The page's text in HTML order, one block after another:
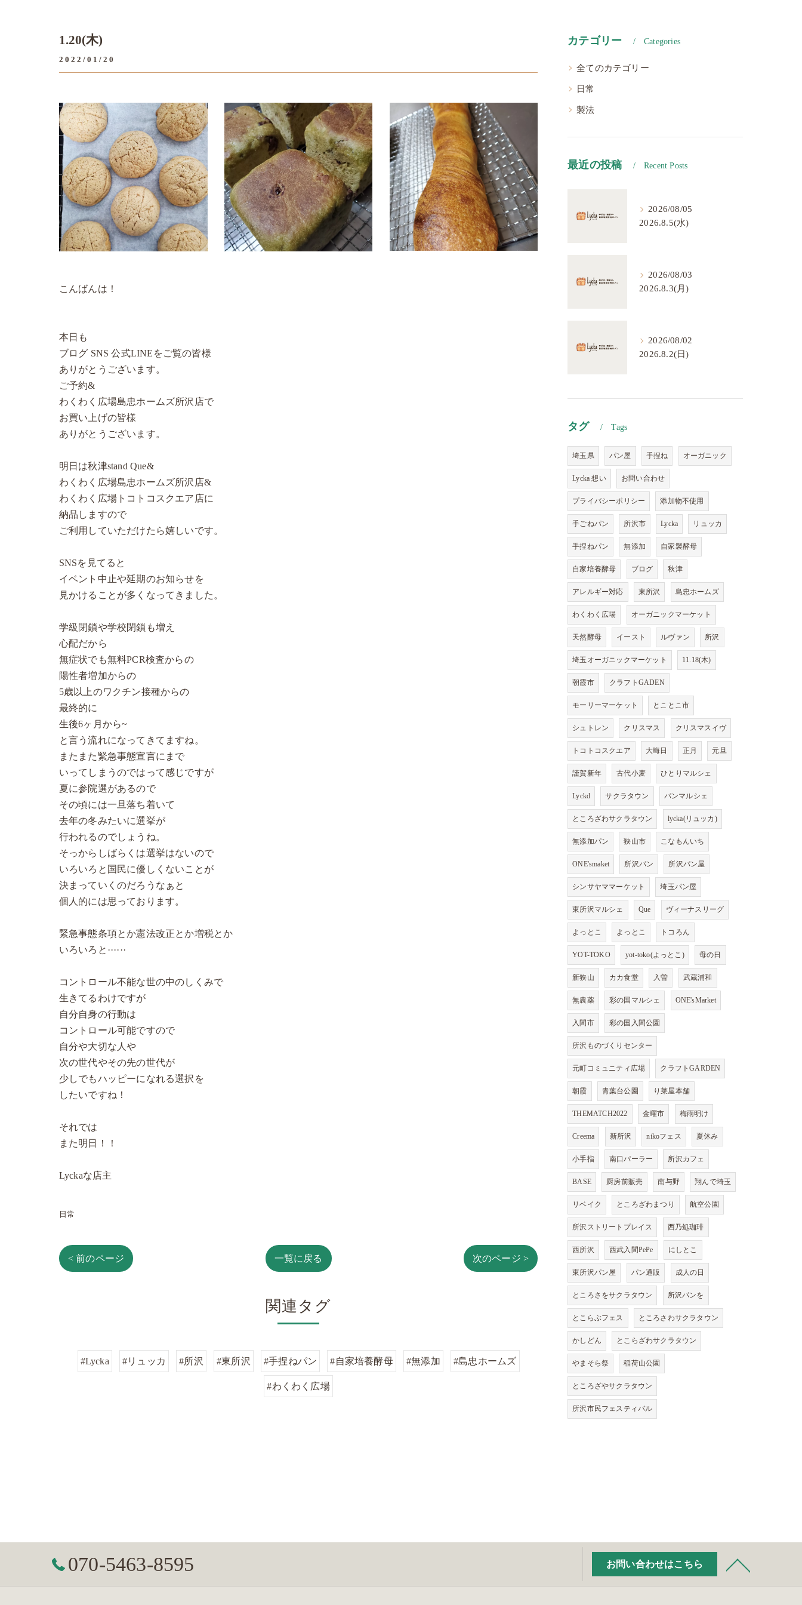
1.20(木)
2022/01/20
こんばんは！
本日も
ブログ SNS 公式LINEをご覧の皆様
ありがとうございます。
ご予約&
わくわく広場島忠ホームズ所沢店で
お買い上げの皆様
ありがとうございます。
明日は秋津stand Que&
わくわく広場島忠ホームズ所沢店&
わくわく広場トコトコスクエア店に
納品しますので
ご利用していただけたら嬉しいです。
SNSを見てると
イベント中止や延期のお知らせを
見かけることが多くなってきました。
学級閉鎖や学校閉鎖も増え
心配だから
無症状でも無料PCR検査からの
陽性者増加からの
5歳以上のワクチン接種からの
最終的に
生後6ヶ月から~
と言う流れになってきてますね。
またまた緊急事態宣言にまで
いってしまうのではって感じですが
夏に参院選があるので
その頃には一旦落ち着いて
去年の冬みたいに選挙が
行われるのでしょうね。
そっからしばらくは選挙はないので
いろいろと国民に優しくないことが
決まっていくのだろうなぁと
個人的には思っております。
緊急事態条項とか憲法改正とか増税とか
いろいろと······
コントロール不能な世の中のしくみで
生きてるわけですが
自分自身の行動は
コントロール可能ですので
自分や大切な人や
次の世代やその先の世代が
少しでもハッピーになれる選択を
したいですね！
それでは
また明日！！
Lyckaな店主
日常
< 前のページ 一覧に戻る 次のページ >
関連タグ
#Lycka #リュッカ #所沢 #東所沢 #手捏ねパン #自家培養酵母 #無添加 #島忠ホームズ
#わくわく広場
カテゴリー Categories
全てのカテゴリー
日常
製法
最近の投稿 Recent Posts
2026/08/05
2026.8.5(水)
2026/08/03
2026.8.3(月)
2026/08/02
2026.8.2(日)
タグ Tags
埼玉県 パン屋 手捏ね オーガニック
Lycka 想い お問い合わせ
プライバシーポリシー 添加物不使用
手ごねパン 所沢市 Lycka リュッカ
手捏ねパン 無添加 自家製酵母
自家培養酵母 ブログ 秋津
アレルギー対応 東所沢 島忠ホームズ
わくわく広場 オーガニックマーケット
天然酵母 イースト ルヴァン 所沢
埼玉オーガニックマーケット 11.18(木)
朝霞市 クラフトGADEN
モーリーマーケット とことこ市
シュトレン クリスマス クリスマスイヴ
トコトコスクエア 大晦日 正月 元旦
謹賀新年 古代小麦 ひとりマルシェ
Lyckd サクラタウン パンマルシェ
ところざわサクラタウン lycka(リュッカ)
無添加パン 狭山市 こなもんいち
ONE'smaket 所沢パン 所沢パン屋
シンサヤママーケット 埼玉パン屋
東所沢マルシェ Que ヴィーナスリーグ
よっとこ よっとこ トコろん
YOT-TOKO yot-toko(よっとこ) 母の日
新狭山 カカ食堂 入曽 武蔵浦和
無農薬 彩の国マルシェ ONE'sMarket
入間市 彩の国入間公園
所沢ものづくりセンター
元町コミュニティ広場 クラフトGARDEN
朝霞 青葉台公園 り菜屋本舗
THEMATCH2022 金曜市 梅雨明け
Creema 新所沢 nikoフェス 夏休み
小手指 南口パーラー 所沢カフェ
BASE 厨房前販売 南与野 翔んで埼玉
リベイク ところざわまつり 航空公園
所沢ストリートプレイス 西乃処珈琲
西所沢 西武入間PePe にしとこ
東所沢パン屋 パン通販 成人の日
ところさをサクラタウン 所沢パンを
とこらぶフェス ところさわサクラタウン
かしどん とこらざわサクラタウン
やまそら祭 稲荷山公園
ところざやサクラタウン
所沢市民フェスティバル
070-5463-8595 お問い合わせはこちら